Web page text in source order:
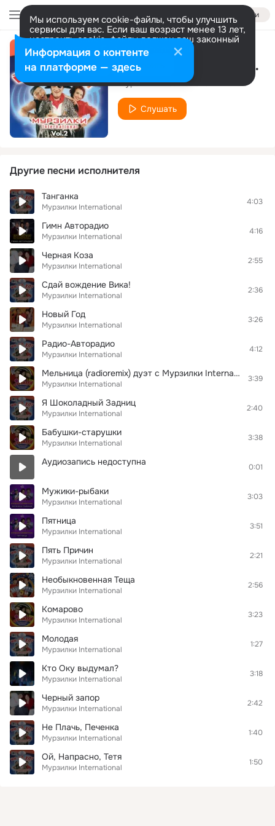
Войти
Мы используем cookie-файлы, чтобы улучшить
сервисы для вас. Если ваш возраст менее 13 лет,
настроить cookie-файлы должен ваш законный
представитель. Больше информации
Разрешить все Настроить Коламбия Пикчерс Не представл
Мурзилки International
Слушать
Другие песни исполнителя
Танганка
Мурзилки International
4:03
Гимн Авторадио
Мурзилки International
4:16
Черная Коза
Мурзилки International
2:55
Сдай вождение Вика!
Мурзилки International
2:36
Новый Год
Мурзилки International
3:26
Радио-Авторадио
Мурзилки International
4:12
Мельница (radioremix) дуэт с Мурзилки International
Мурзилки International
3:39
Я Шоколадный Задниц
Мурзилки International
2:40
Бабушки-старушки
Мурзилки International
3:38
Аудиозапись недоступна 0:01
Мужики-рыбаки
Мурзилки International
3:03
Пятница
Мурзилки International
3:51
Пять Причин
Мурзилки International
2:21
Необыкновенная Теща
Мурзилки International
2:56
Комарово
Мурзилки International
3:23
Молодая
Мурзилки International
1:27
Кто Оку выдумал?
Мурзилки International
3:18
Черный запор
Мурзилки International
2:42
Не Плачь, Печенка
Мурзилки International
1:40
Ой, Напрасно, Тетя
Мурзилки International
1:50
Информация о контенте
на платформе — здесь